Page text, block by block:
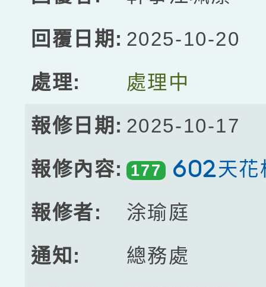
2025-10-20
處理中
2025-10-17
177 602天花
涂瑜庭
總務處